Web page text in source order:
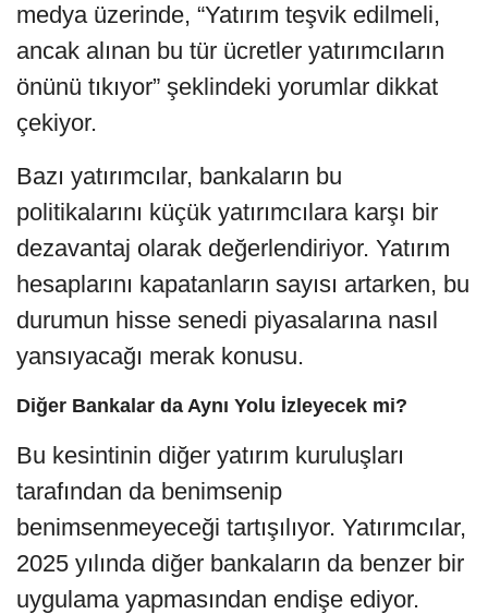
medya üzerinde, “Yatırım teşvik edilmeli,
ancak alınan bu tür ücretler yatırımcıların
önünü tıkıyor” şeklindeki yorumlar dikkat
çekiyor.
Bazı yatırımcılar, bankaların bu
politikalarını küçük yatırımcılara karşı bir
dezavantaj olarak değerlendiriyor. Yatırım
hesaplarını kapatanların sayısı artarken, bu
durumun hisse senedi piyasalarına nasıl
yansıyacağı merak konusu.
Diğer Bankalar da Aynı Yolu İzleyecek mi?
Bu kesintinin diğer yatırım kuruluşları
tarafından da benimsenip
benimsenmeyeceği tartışılıyor. Yatırımcılar,
2025 yılında diğer bankaların da benzer bir
uygulama yapmasından endişe ediyor.